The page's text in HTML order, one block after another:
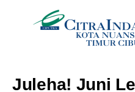
Juleha! Juni